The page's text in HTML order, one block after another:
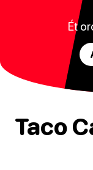
Ét
Taco